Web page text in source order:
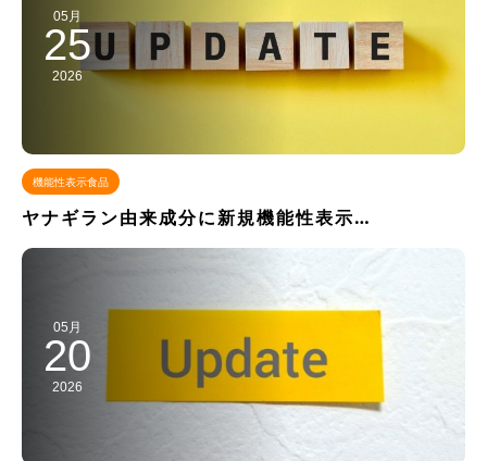
05月
25
2026
機能性表示食品
ヤナギラン由来成分に新規機能性表示…
05月
20
2026